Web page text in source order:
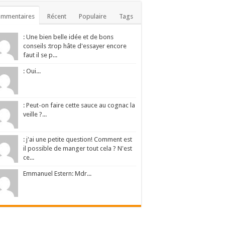
Récent Populaire Tags
: Une bien belle idée et de bons
conseils :trop hâte d'essayer encore
faut il se p...
: Oui...
: Peut-on faire cette sauce au cognac la
veille ?...
: j'ai une petite question! Comment est
il possible de manger tout cela ? N'est
ce...
Emmanuel Estern: Mdr...